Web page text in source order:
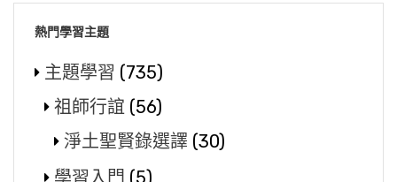
熱門學習主題
主題學習 (735)
祖師行誼 (56)
淨土聖賢錄選譯 (30)